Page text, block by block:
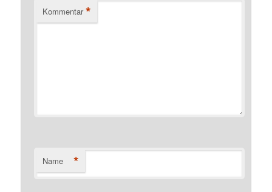
Kommentar *
Name *